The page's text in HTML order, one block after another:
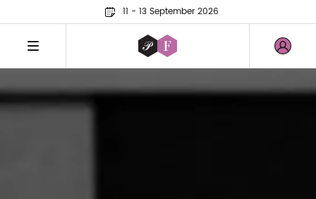
11 - 13 September 2026